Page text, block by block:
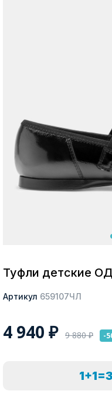
Москва
Туфли детские
Артикул 659107ЧЛ
4 940 ₽ 9 880₽ -
1+1=3